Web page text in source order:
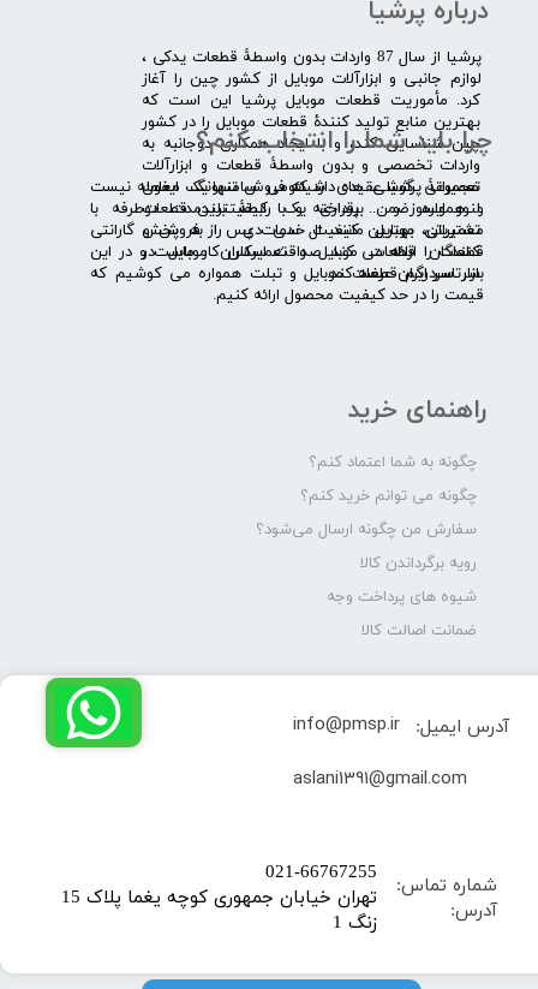
درباره پرشیا
​پرشیا از سال 87 واردات بدون واسطۀ قطعات یدکی ،
لوازم جانبی و ابزارآلات موبایل از کشور چین را آغاز
کرد. مأموریت قطعات موبایل پرشیا این است که
بهترین منابع تولید کنندۀ قطعات موبایل را در کشور
چین شناسایی کند، و با ایجاد همکاری دوجانبه به
واردات تخصصی و بدون واسطۀ قطعات و ابزارآلات
تعمیراتی گوشی های شیائومی سامسونگ ایفون
لنوو ایسوز و .... پرداخته و با کیفیت­ترین قطعات
تعمیراتی موبایل مانند ال سی دی را به پخش
کنندگان قطعات موبایل و تعمیرکاران موبایل در
سرتاسر ایران عرضه کند.
راهنمای خرید
چگونه به شما اعتماد کنم؟
چگونه می توانم خرید کنم؟
سفارش من چگونه ارسال می‌شود؟
رویه برگرداندن کالا
شیوه های پرداخت وجه
ضمانت اصالت کالا
چرا باید شما را انتخاب کنم؟
​​ ​مجموعۀ پرشیا عقیده دارد که فروش تنها یک معامله نیست
و همواره ضمن برقراری یک رابطۀ بلندمدت دوطرفه با
مشتریان، بهترین کیفیت خدمات پس از فروش و گارانتی
قطعات را ارائه می­ کند. صداقت اساس کار ماست و در این
بازار سردرگم قطعات موبایل و تبلت همواره می کوشیم که
قیمت را در حد کیفیت محصول ارائه کنیم.
شماره تماس:
آدرس:
​021-66767255
تهران خیابان جمهوری کوچه یغما پلاک 15
زنگ 1
آدرس ایمیل:
info@pmsp.ir
​aslani1391@gmail.com